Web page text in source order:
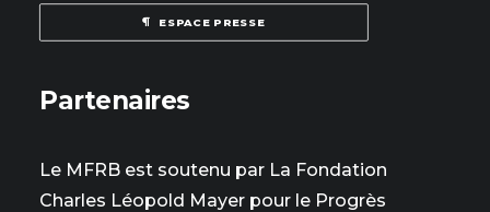
ESPACE PRESSE
Partenaires
Le MFRB est soutenu par La Fondation
Charles Léopold Mayer pour le Progrès